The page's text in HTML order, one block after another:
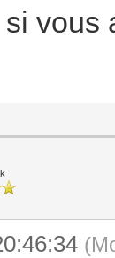
vous